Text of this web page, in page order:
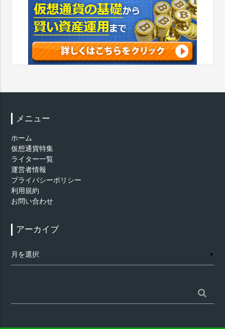
メニュー
ホーム
仮想通貨特集
ライター一覧
運営者情報
プライバシーポリシー
利用規約
お問い合わせ
アーカイブ
ー
▼
索: